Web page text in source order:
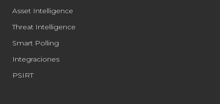
Asset Intelligence
Threat Intelligence
Smart Polling
Integraciones
PSIRT